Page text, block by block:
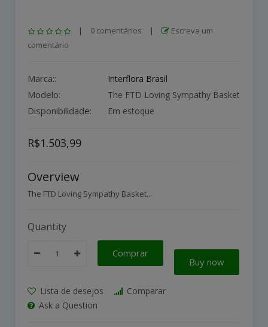
| 0 comentários |
Escreva um
comentário
Marca:: Interflora Brasil
Modelo: The FTD Loving Sympathy Basket
Disponibilidade: Em estoque
R$1.503,99
Overview
The FTD Loving Sympathy Basket...
Quantity
Comprar
Buy now
Lista de desejos
Comparar
Ask a Question